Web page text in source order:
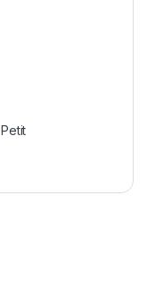
Petit